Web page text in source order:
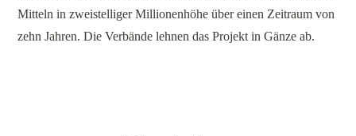
Mitteln in zweistelliger Millionenhöhe über einen Zeitraum von
zehn Jahren. Die Verbände lehnen das Projekt in Gänze ab.